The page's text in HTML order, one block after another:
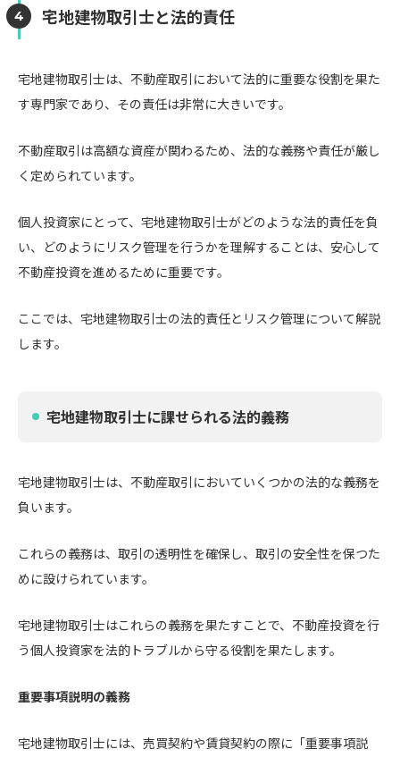
宅地建物取引士と法的責任
宅地建物取引士は、不動産取引において法的に重要な役割を果た
す専門家であり、その責任は非常に大きいです。
不動産取引は高額な資産が関わるため、法的な義務や責任が厳し
く定められています。
個人投資家にとって、宅地建物取引士がどのような法的責任を負
い、どのようにリスク管理を行うかを理解することは、安心して
不動産投資を進めるために重要です。
ここでは、宅地建物取引士の法的責任とリスク管理について解説
します。
宅地建物取引士に課せられる法的義務
宅地建物取引士は、不動産取引においていくつかの法的な義務を
負います。
これらの義務は、取引の透明性を確保し、取引の安全性を保つた
めに設けられています。
宅地建物取引士はこれらの義務を果たすことで、不動産投資を行
う個人投資家を法的トラブルから守る役割を果たします。
重要事項説明の義務
宅地建物取引士には、売買契約や賃貸契約の際に「重要事項説